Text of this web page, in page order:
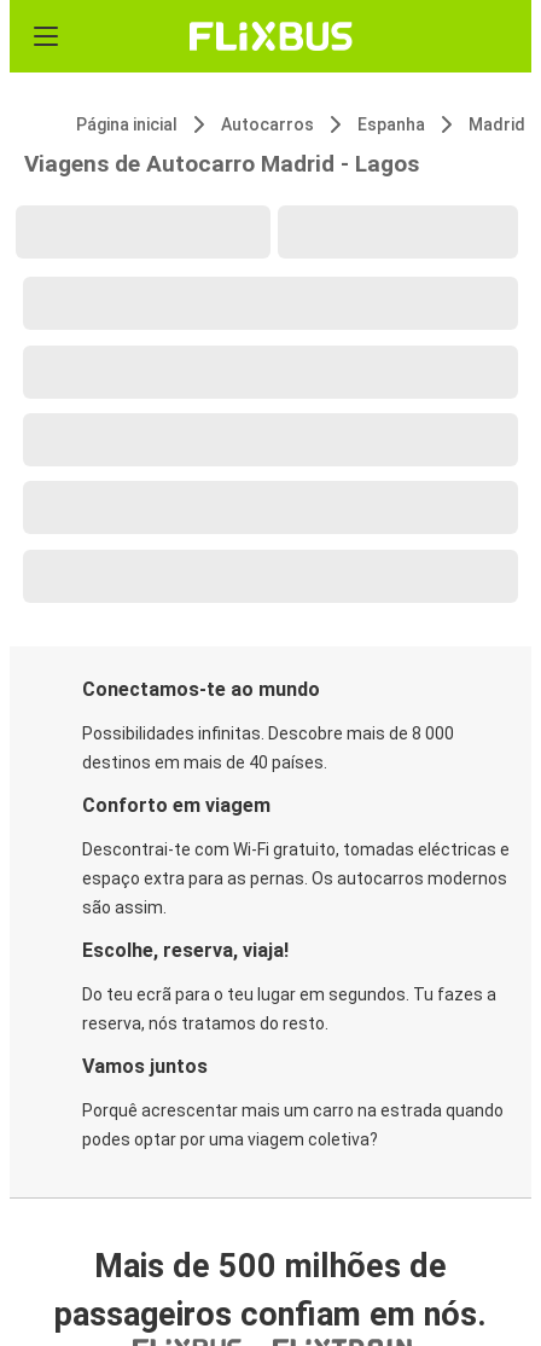
Página inicial Autocarros Espanha Madrid
Viagens de Autocarro Madrid - Lagos
Conectamos-te ao mundo
Possibilidades infinitas. Descobre mais de 8 000
destinos em mais de 40 países.
Conforto em viagem
Descontrai-te com Wi-Fi gratuito, tomadas eléctricas e
espaço extra para as pernas. Os autocarros modernos
são assim.
Escolhe, reserva, viaja!
Do teu ecrã para o teu lugar em segundos. Tu fazes a
reserva, nós tratamos do resto.
Vamos juntos
Porquê acrescentar mais um carro na estrada quando
podes optar por uma viagem coletiva?
Mais de 500 milhões de
passageiros confiam em nós.